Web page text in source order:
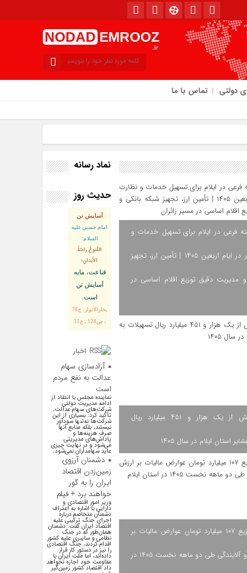
NODAD EMROOZ
.ir
دولتی تماس با ما
امروز : سه‌شنبه / ۱۳ مرداد / ۱۴۰۵
۹ کمیته فرعی در ایلام برای تسهیل خدمات و
نظارت بر بازار در ایام اربعین ۱۴۰۵ | تأمین ارز، تجهیز
مدیریت دقیق توزیع اقلام اساسی در
اختصاص بیش از یک هزار و ۴۵۱ میلیارد ریال
استان ایلام در سال ۱۴۰۵
اینفوگرافی توزیع ۱۰۷ میلیارد تومان عوارض مالیات بر
ارزش افزوده و آلایندگی طی دو ماهه نخست ۱۴۰۵ در
نماد رسانه
حدیث روز
آسایش تن
امام حسین علیه
السلام:
القُنوعُ راحَةُ
الأبدانِ؛
قناعت، مايه
آسايش تن
است.
بحارالأنوار: ج78
، ص128 ، ح11
اخبار
اقتصادی
آزادسازی سهام
عدالت به نفع مردم
است
نماینده مجلس با انتقاد از
ادامه مدیریت دولتی
شرکت‌های سهام عدالت،
تأکید کرد: بسیاری از این
شرکت‌ها نه‌تنها سودآور
نیستند، بلکه منابع آنها
صرف هزینه‌ها و
پاداش‌های مدیریتی
می‌شود و در نهایت چیزی
عاید سهامداران نمی‌شود.
دشمنان آرزوی
زمین‌زدن اقتصاد
ایران را به گور
خواهند برد + فیلم
وزیر امور اقتصادی و
دارایی با اشاره به اعتراف
دشمنان متخاصم درباره
اجرای جنگ ترکیبی علیه
اقتصاد ایران گفت: دشمنان
همان‌طور که در جنگ
نظامی و سایبری علیه کشور
اقدام کردند، جنگ اقتصادی
را نیز در دستور کار قرار
داده‌اند، اما ملت ایران با
مقاومت خود اجازه نخواهد
داد اقتصاد کشور زمین‌گیر